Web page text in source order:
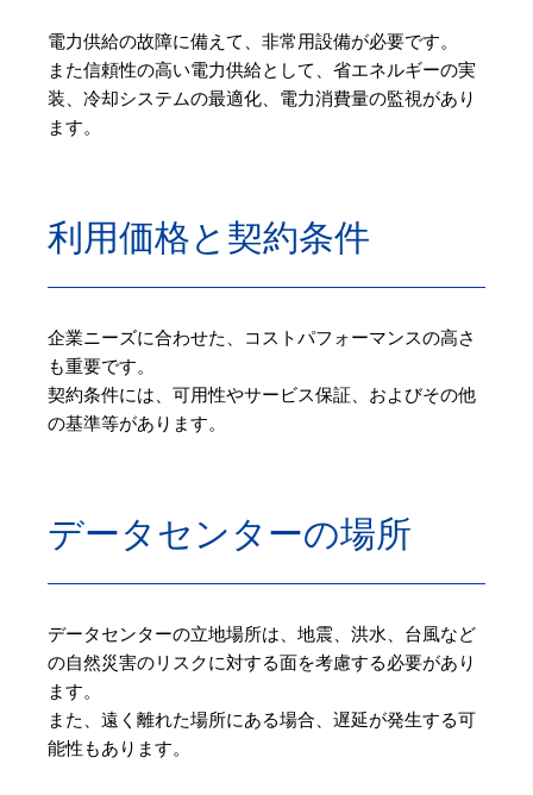
電力供給の故障に備えて、非常用設備が必要です。
また信頼性の高い電力供給として、省エネルギーの実
装、冷却システムの最適化、電力消費量の監視があり
ます。
利用価格と契約条件
企業ニーズに合わせた、コストパフォーマンスの高さ
も重要です。
契約条件には、可用性やサービス保証、およびその他
の基準等があります。
データセンターの場所
データセンターの立地場所は、地震、洪水、台風など
の自然災害のリスクに対する面を考慮する必要があり
ます。
また、遠く離れた場所にある場合、遅延が発生する可
能性もあります。